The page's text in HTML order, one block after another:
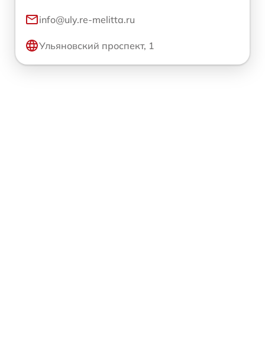
info@uly.re-melitta.ru
Ульяновский проспект, 1